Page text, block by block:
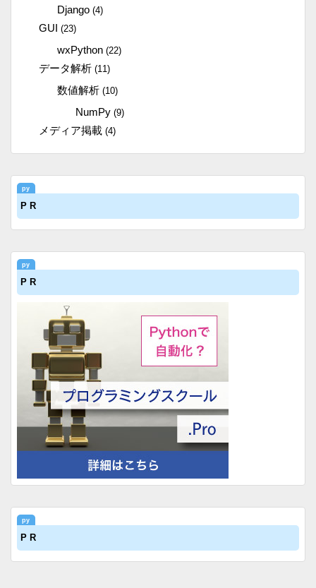
Django (4)
GUI (23)
wxPython (22)
データ解析 (11)
数値解析 (10)
NumPy (9)
メディア掲載 (4)
P R
P R
P R